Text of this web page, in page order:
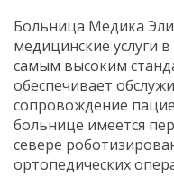
Больница Медика
медицинские услуги
самым высоким
обеспечивает
сопровождение
больнице имеется
севере
ортопедических